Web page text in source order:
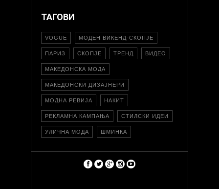
ТАГОВИ
VOGUE МОДЕН ВИКЕНД-СКОПЈЕ
ПАРИЗ СКОПЈЕ ТРЕНД ВИДЕО
МАКЕДОНСКА МОДА
МАКЕДОНСКИ ДИЗАЈНЕРИ
МОДНА РЕВИЈА НАКИТ
РЕКЛАМНА КАМПАЊА СТИЛСКИ ИДЕИ
УЛИЧНА МОДА ШМИНКА